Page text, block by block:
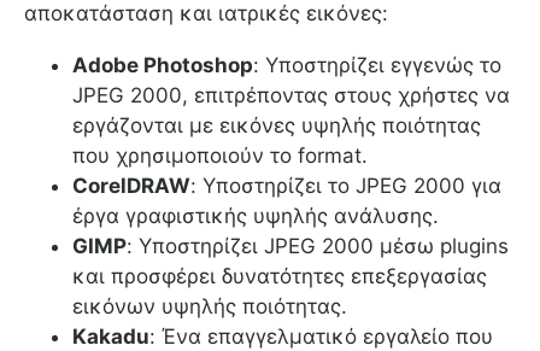
αποκατάσταση και ιατρικές εικόνες:
Adobe Photoshop: Υποστηρίζει εγγενώς το
JPEG 2000, επιτρέποντας στους χρήστες να
εργάζονται με εικόνες υψηλής ποιότητας
που χρησιμοποιούν το format.
CorelDRAW: Υποστηρίζει το JPEG 2000 για
έργα γραφιστικής υψηλής ανάλυσης.
GIMP: Υποστηρίζει JPEG 2000 μέσω plugins
και προσφέρει δυνατότητες επεξεργασίας
εικόνων υψηλής ποιότητας.
Kakadu: Ένα επαγγελματικό εργαλείο που